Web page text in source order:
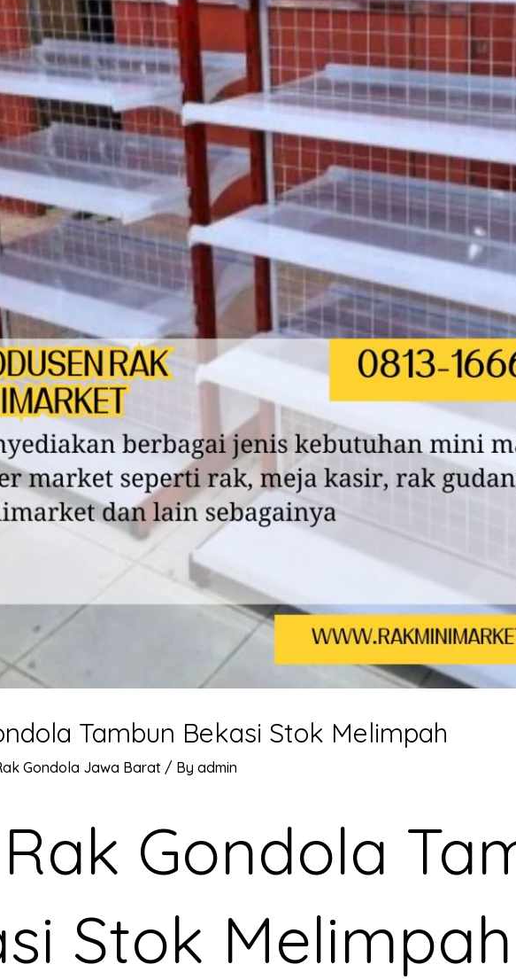
Tambun Bekasi Stok Melimpah
Gondola Jawa Barat/ By admin
Gondola
Stok Melimpah